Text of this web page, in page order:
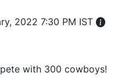
2022 7:30 PM IST